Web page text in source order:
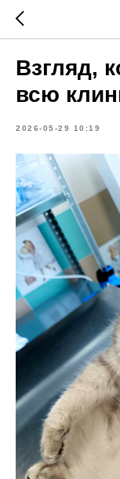
Взгляд,
всю
2026-05-29 10:19